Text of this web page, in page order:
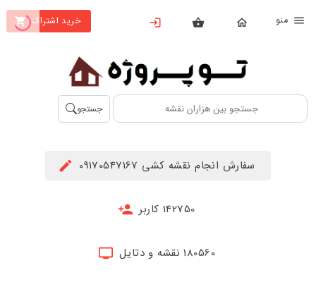
خرید اشتراک
بستن
محصولات
تهیه
اشتراک
جستجو
سفارش انجام نقشه کشی 09170547167
142750 کاربر
180560 نقشه و دتایل